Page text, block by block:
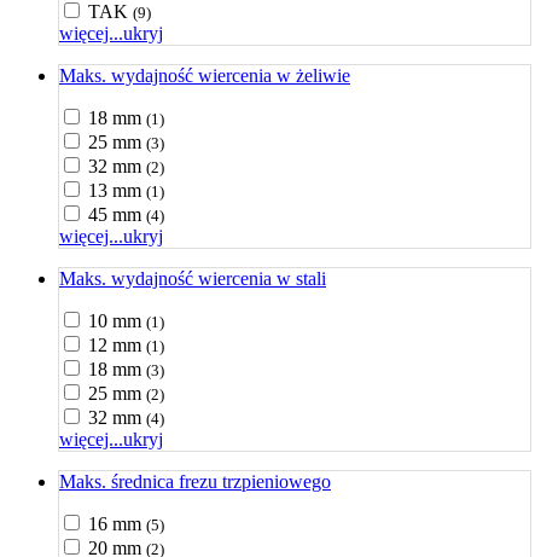
TAK (9)
więcej...ukryj
Maks. wydajność wiercenia w żeliwie
18 mm (1)
25 mm (3)
32 mm (2)
13 mm (1)
45 mm (4)
więcej...ukryj
Maks. wydajność wiercenia w stali
10 mm (1)
12 mm (1)
18 mm (3)
25 mm (2)
32 mm (4)
więcej...ukryj
Maks. średnica frezu trzpieniowego
16 mm (5)
20 mm (2)